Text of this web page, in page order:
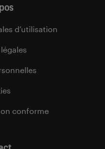
d’utilisation
conforme